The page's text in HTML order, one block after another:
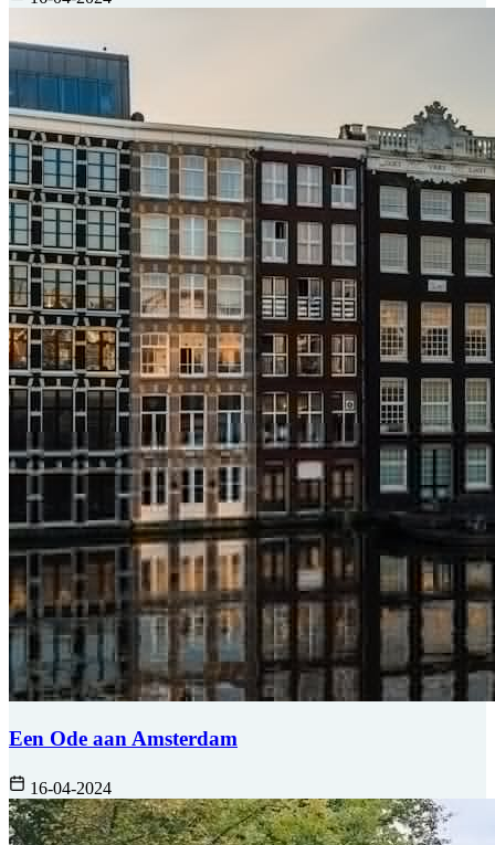
Een Ode aan Amsterdam
16-04-2024